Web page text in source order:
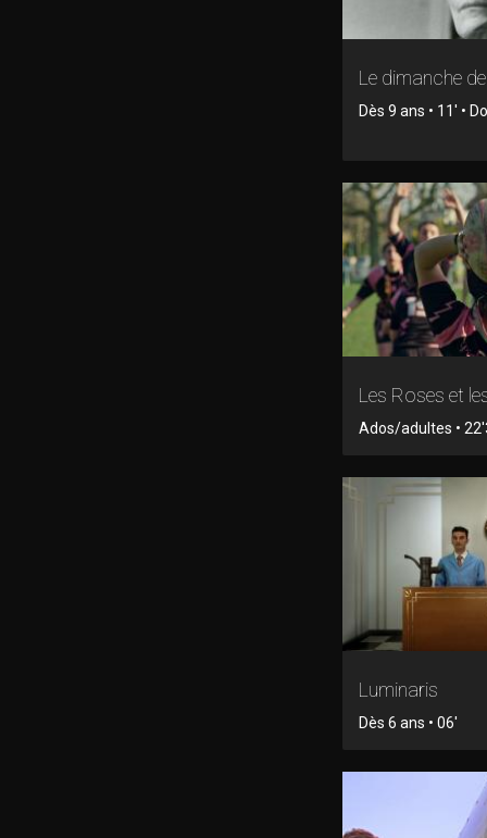
Le dimanche
Dès 9 ans • 11' •
Les Roses et
Ados/adultes •
Luminaris
Dès 6 ans • 06'